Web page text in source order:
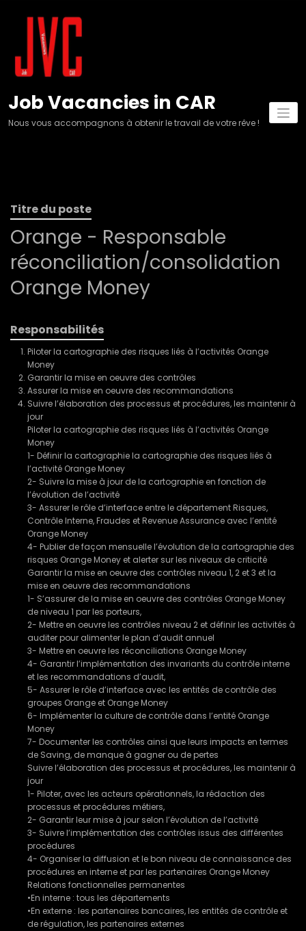
Job Vacancies in CAR
Nous vous accompagnons à obtenir le travail de votre rêve !
Titre du poste
Orange - Responsable
réconciliation/consolidation
Orange Money
Responsabilités
Piloter la cartographie des risques liés à l’activités Orange
Money
Garantir la mise en oeuvre des contrôles
Assurer la mise en oeuvre des recommandations
Suivre l’élaboration des processus et procédures, les maintenir à
jour
Piloter la cartographie des risques liés à l’activités Orange
Money
1- Définir la cartographie la cartographie des risques liés à
l’activité Orange Money
2- Suivre la mise à jour de la cartographie en fonction de
l’évolution de l’activité
3- Assurer le rôle d’interface entre le département Risques,
Contrôle Interne, Fraudes et Revenue Assurance avec l’entité
Orange Money
4- Publier de façon mensuelle l’évolution de la cartographie des
risques Orange Money et alerter sur les niveaux de criticité
Garantir la mise en oeuvre des contrôles niveau 1, 2 et 3 et la
mise en oeuvre des recommandations
1- S’assurer de la mise en oeuvre des contrôles Orange Money
de niveau 1 par les porteurs,
2- Mettre en oeuvre les contrôles niveau 2 et définir les activités à
auditer pour alimenter le plan d’audit annuel
3- Mettre en oeuvre les réconciliations Orange Money
4- Garantir l’implémentation des invariants du contrôle interne
et les recommandations d’audit,
5- Assurer le rôle d’interface avec les entités de contrôle des
groupes Orange et Orange Money
6- Implémenter la culture de contrôle dans l’entité Orange
Money
7- Documenter les contrôles ainsi que leurs impacts en termes
de Saving, de manque à gagner ou de pertes
Suivre l’élaboration des processus et procédures, les maintenir à
jour
1- Piloter, avec les acteurs opérationnels, la rédaction des
processus et procédures métiers,
2- Garantir leur mise à jour selon l’évolution de l’activité
3- Suivre l’implémentation des contrôles issus des différentes
procédures
4- Organiser la diffusion et le bon niveau de connaissance des
procédures en interne et par les partenaires Orange Money
Relations fonctionnelles permanentes
•En interne : tous les départements
•En externe : les partenaires bancaires, les entités de contrôle et
de régulation, les partenaires externes